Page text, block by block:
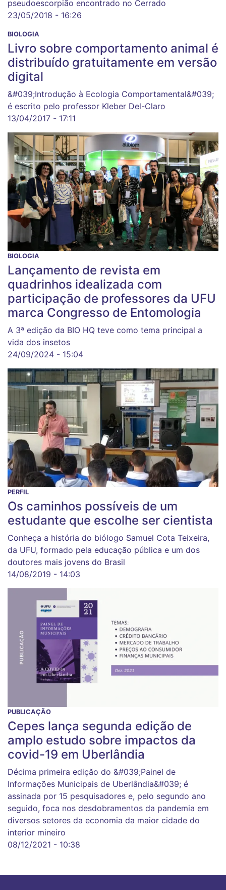
pseudoescorpião encontrado no Cerrado
23/05/2018 - 16:26
BIOLOGIA
Livro sobre comportamento animal é
distribuído gratuitamente em versão
digital
&#039;Introdução à Ecologia Comportamental&#039;
é escrito pelo professor Kleber Del-Claro
13/04/2017 - 17:11
BIOLOGIA
Lançamento de revista em
quadrinhos idealizada com
participação de professores da UFU
marca Congresso de Entomologia
A 3ª edição da BIO HQ teve como tema principal a
vida dos insetos
24/09/2024 - 15:04
PERFIL
Os caminhos possíveis de um
estudante que escolhe ser cientista
Conheça a história do biólogo Samuel Cota Teixeira,
da UFU, formado pela educação pública e um dos
doutores mais jovens do Brasil
14/08/2019 - 14:03
PUBLICAÇÃO
Cepes lança segunda edição de
amplo estudo sobre impactos da
covid-19 em Uberlândia
Décima primeira edição do &#039;Painel de
Informações Municipais de Uberlândia&#039; é
assinada por 15 pesquisadores e, pelo segundo ano
seguido, foca nos desdobramentos da pandemia em
diversos setores da economia da maior cidade do
interior mineiro
08/12/2021 - 10:38